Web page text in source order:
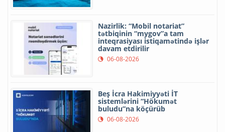
Nazirlik: “Mobil notariat”
tətbiqinin “mygov”a tam
inteqrasiyası istiqamətində işlər
davam etdirilir
06-08-2026
Beş İcra Hakimiyyəti İT
sistemlərini “Hökumət
buludu”na köçürüb
06-08-2026